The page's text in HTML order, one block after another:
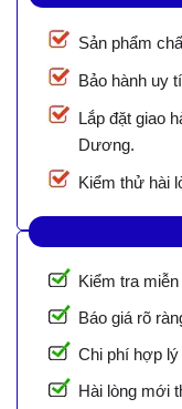
Sản phẩm
Bảo hành uy
Lắp đặt giao
Dương.
Kiểm thử hài
Kiểm tra
Báo giá rõ
Chi phí hợp lý
Hài lòng mới